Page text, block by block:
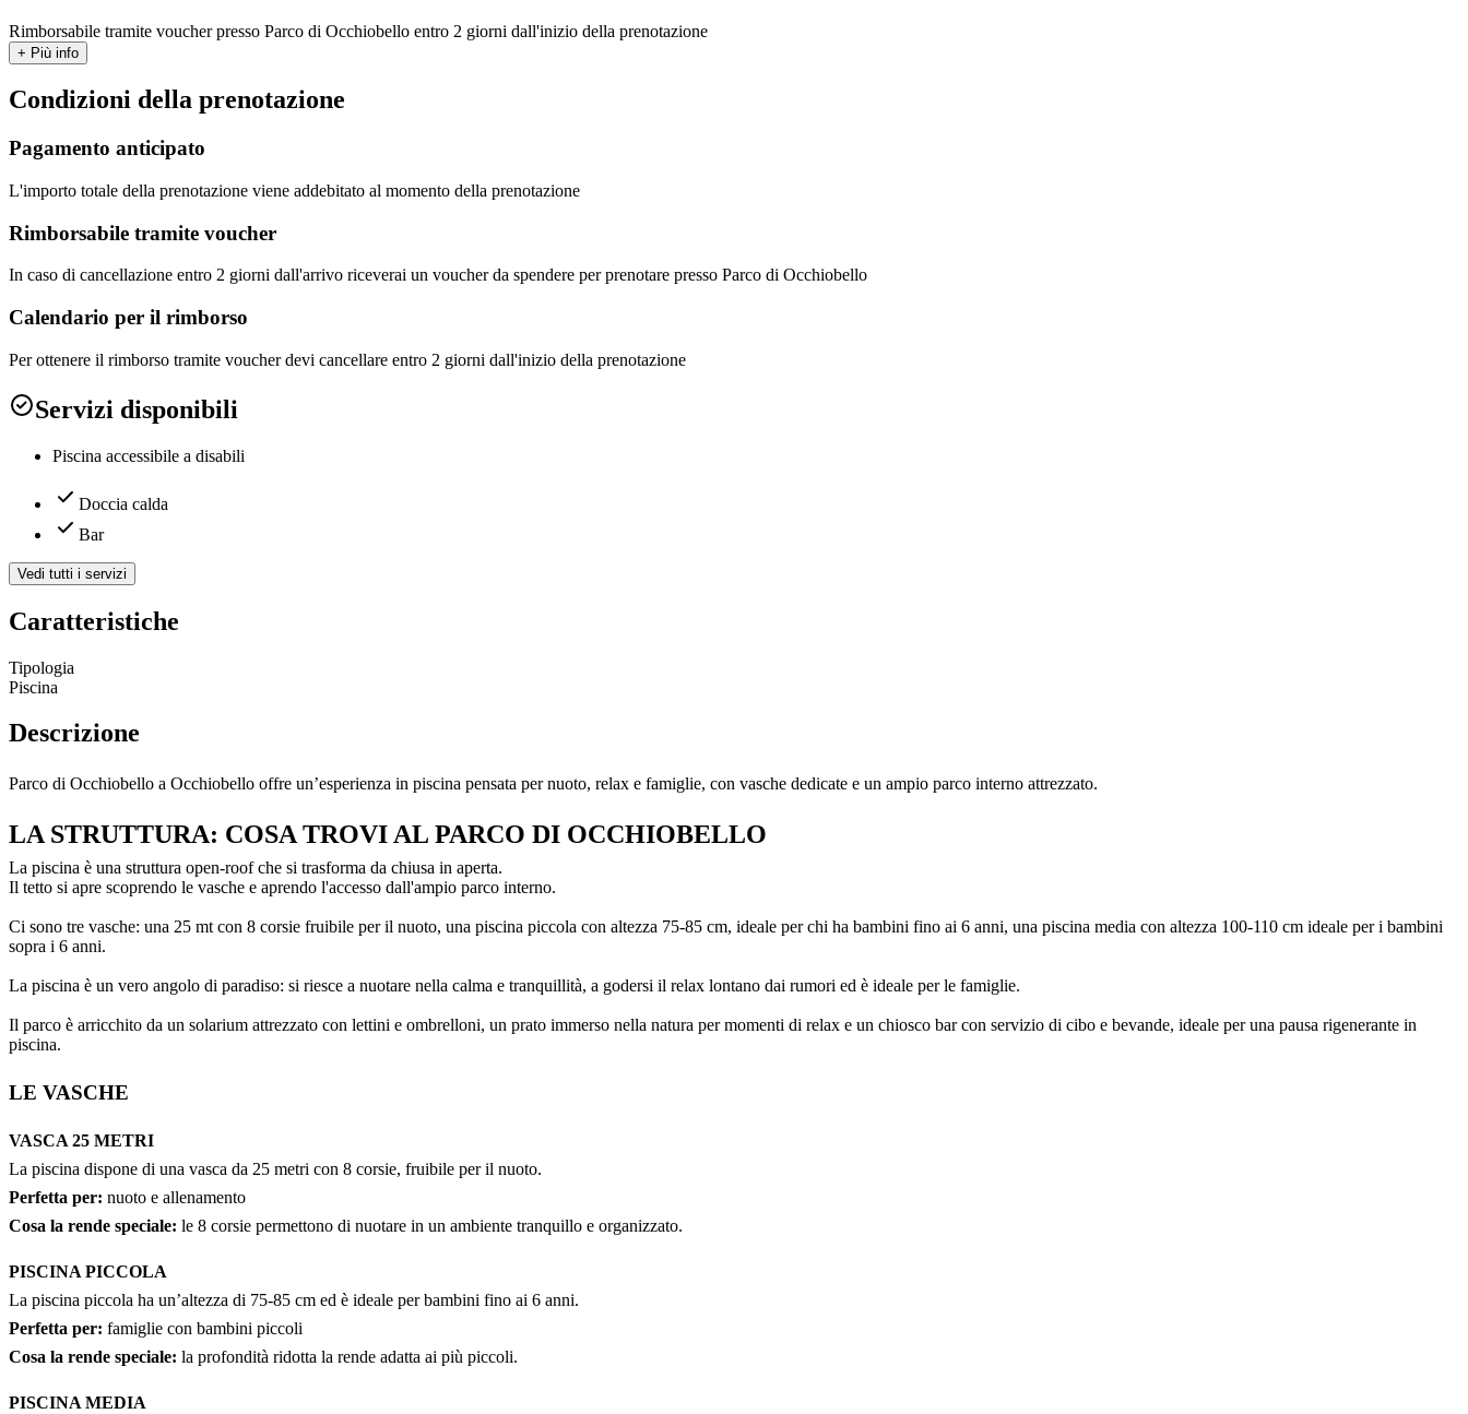
Rimborsabile tramite voucher presso Parco di Occhiobello entro 2 giorni dall'inizio della prenotazione
+ Più info
Condizioni della prenotazione
Pagamento anticipato
L'importo totale della prenotazione viene addebitato al momento della prenotazione
Rimborsabile tramite voucher
In caso di cancellazione entro 2 giorni dall'arrivo riceverai un voucher da spendere per prenotare presso Parco di Occhiobello
Calendario per il rimborso
Per ottenere il rimborso tramite voucher devi cancellare entro 2 giorni dall'inizio della prenotazione
Servizi disponibili
Piscina accessibile a disabili
Doccia calda
Bar
Vedi tutti i servizi
Caratteristiche
Tipologia
Piscina
Descrizione
Parco di Occhiobello a Occhiobello offre un’esperienza in piscina pensata per nuoto, relax e famiglie, con vasche dedicate e un ampio parco interno attrezzato.
LA STRUTTURA: COSA TROVI AL PARCO DI OCCHIOBELLO
La piscina è una struttura open-roof che si trasforma da chiusa in aperta.
Il tetto si apre scoprendo le vasche e aprendo l'accesso dall'ampio parco interno.
Ci sono tre vasche: una 25 mt con 8 corsie fruibile per il nuoto, una piscina piccola con altezza 75-85 cm, ideale per chi ha bambini fino ai 6 anni, una piscina media con altezza 100-110 cm ideale per i bambini
sopra i 6 anni.
La piscina è un vero angolo di paradiso: si riesce a nuotare nella calma e tranquillità, a godersi il relax lontano dai rumori ed è ideale per le famiglie.
Il parco è arricchito da un solarium attrezzato con lettini e ombrelloni, un prato immerso nella natura per momenti di relax e un chiosco bar con servizio di cibo e bevande, ideale per una pausa rigenerante in
piscina.
LE VASCHE
VASCA 25 METRI
La piscina dispone di una vasca da 25 metri con 8 corsie, fruibile per il nuoto.
Perfetta per: nuoto e allenamento
Cosa la rende speciale: le 8 corsie permettono di nuotare in un ambiente tranquillo e organizzato.
PISCINA PICCOLA
La piscina piccola ha un’altezza di 75-85 cm ed è ideale per bambini fino ai 6 anni.
Perfetta per: famiglie con bambini piccoli
Cosa la rende speciale: la profondità ridotta la rende adatta ai più piccoli.
PISCINA MEDIA